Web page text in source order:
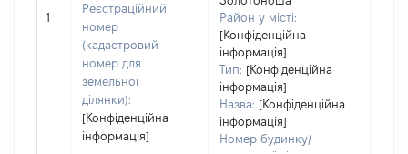
1
Реєстраційний
номер
(кадастровий
номер для
земельної
ділянки):
[Конфіденційна
інформація]
Район у місті:
[Конфіденційна
інформація]
Тип: [Конфіденційна
інформація]
Назва: [Конфіденційна
інформація]
Номер будинку/